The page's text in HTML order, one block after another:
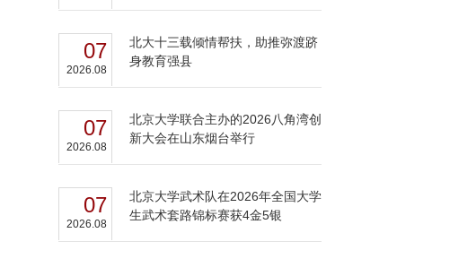
07
2026.08
北大十三载倾情帮扶，助推弥渡跻
身教育强县
07
2026.08
北京大学联合主办的2026八角湾创
新大会在山东烟台举行
07
2026.08
北京大学武术队在2026年全国大学
生武术套路锦标赛获4金5银